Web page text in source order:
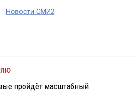
Новости СМИ2
пройдёт масштабный